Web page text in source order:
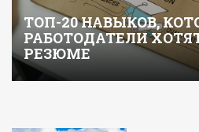
ТОП-20 НАВЫКОВ,
РАБОТОДАТЕЛИ
РЕЗЮМЕ